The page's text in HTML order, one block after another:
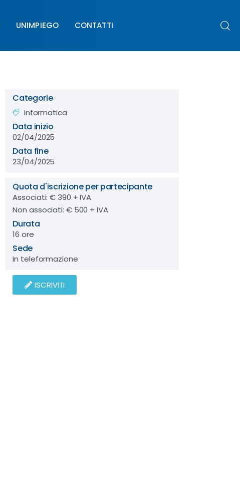
UNIMPIEGO CONTATTI
Categorie
Informatica
Data inizio
02/04/2025
Data fine
23/04/2025
Quota d'iscrizione per partecipante
Associati: € 390 + IVA
Non associati: € 500 + IVA
Durata
16 ore
Sede
In teleformazione
ISCRIVITI